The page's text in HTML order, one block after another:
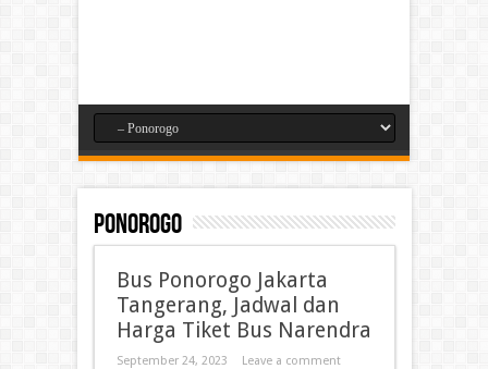
Ponorogo
Bus Ponorogo Jakarta
Tangerang, Jadwal dan
Harga Tiket Bus Narendra
September 24, 2023 Leave a comment